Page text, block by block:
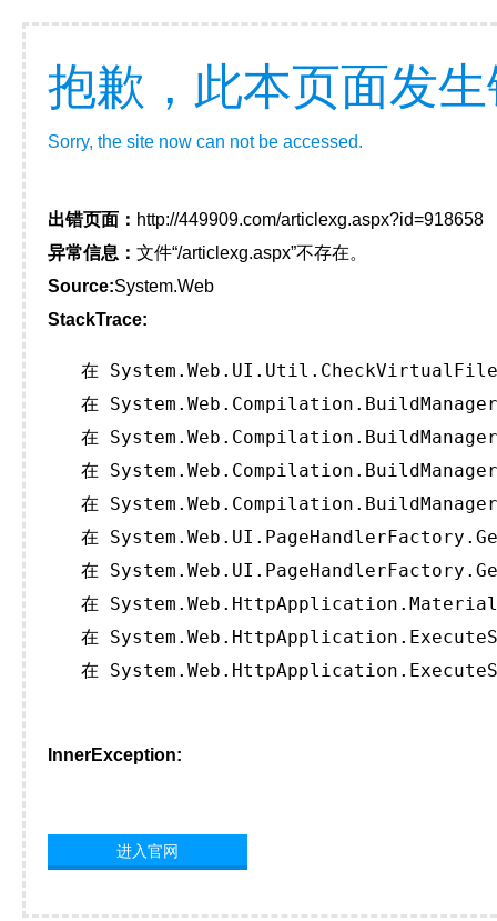
抱歉，此本页面发
Sorry, the site now can not be accessed.
出错页面： http://449909.com/articlexg.aspx?id=918658
异常信息： 文件“/articlexg.aspx”不存在。
Source:System.Web
StackTrace:
在
在
在
在
在
在
在
在
在
在
InnerException:
进入官网